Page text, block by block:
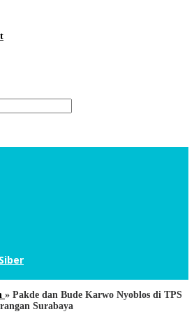
» Pakde dan Bude Karwo Nyoblos di TPS
Surabaya